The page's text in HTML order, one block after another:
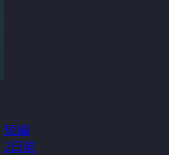
短編
2日前